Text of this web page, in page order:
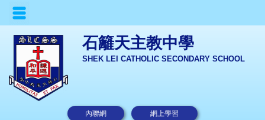
石籬天主教中學
SHEK LEI CATHOLIC SECONDARY SCHOOL
內聯網 網上學習